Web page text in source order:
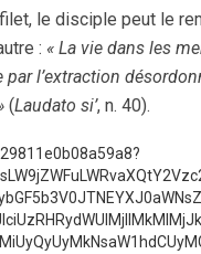
le disciple peut le
: « La vie dans les
l’extraction
(Laudato si’, n. 40).